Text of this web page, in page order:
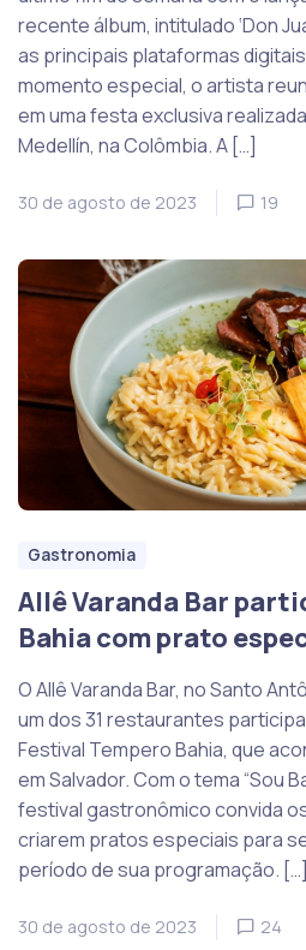
recente álbum, intitulado ‘Don
as principais plataformas
momento especial, o artista
em uma festa exclusiva
Medellín, na Colômbia. A […]
30 de agosto de 2023 19
Gastronomia
Allê Varanda Bar
Bahia com prato
O Allê Varanda Bar, no Santo
um dos 31 restaurantes
Festival Tempero Bahia, que
em Salvador. Com o tema “Sou
festival gastronômico convida
criarem pratos especiais para
período de sua programação. […]
30 de agosto de 2023 24